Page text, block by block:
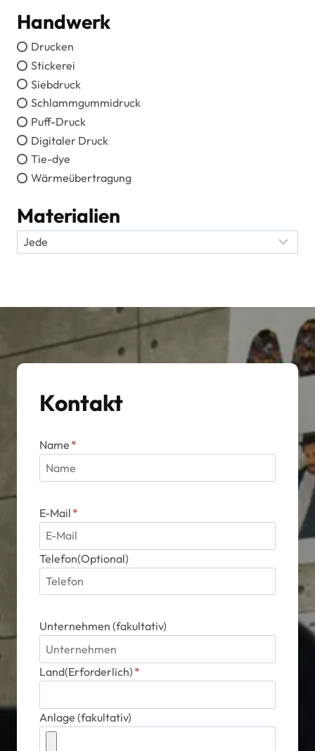
Handwerk
Drucken
Stickerei
Siebdruck
Schlammgummidruck
Puff-Druck
Digitaler Druck
Tie-dye
Wärmeübertragung
Materialien
Kontakt
Name *
E-Mail *
Telefon(Optional)
Unternehmen (fakultativ)
Land(Erforderlich) *
Anlage (fakultativ)